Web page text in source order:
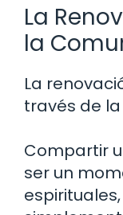
La
la
La
través de
Compartir
ser un